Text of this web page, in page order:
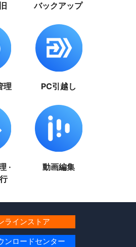
バックアップ
理 PC引越し
·
動画編集
ラインストア
ンロードセンター